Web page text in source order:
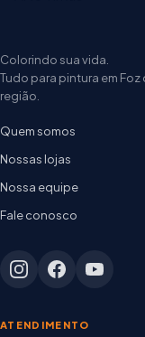
Colorindo sua vida.
Tudo para pintura em
região.
Quem somos
Nossas lojas
Nossa equipe
Fale conosco
ATENDIMENTO